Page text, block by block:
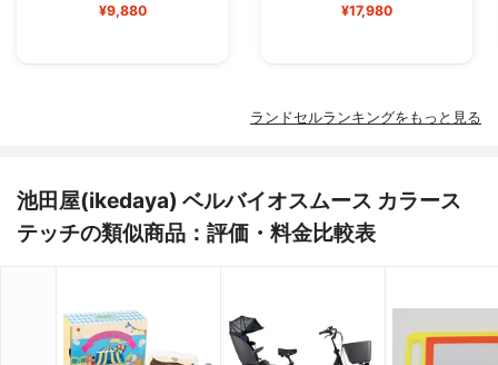
¥9,880 ¥17,980
ランドセルランキングをもっと見る
池田屋(ikedaya) ベルバイオスムース カラース
テッチの類似商品：評価・料金比較表